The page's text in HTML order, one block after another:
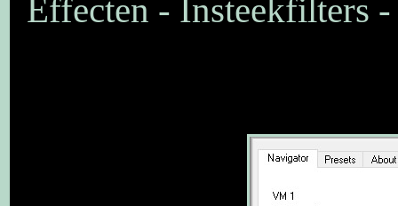
Effecten - Insteekfilters